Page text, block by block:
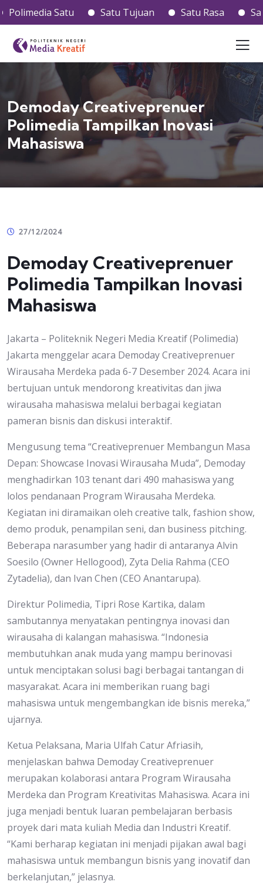
Satu Satu Tujuan Satu Rasa Satu
Demoday Creativeprenuer
Polimedia Tampilkan Inovasi
Mahasiswa
27/12/2024
Demoday Creativeprenuer
Polimedia Tampilkan Inovasi
Mahasiswa
Jakarta – Politeknik Negeri Media Kreatif (Polimedia)
Jakarta menggelar acara Demoday Creativeprenuer
Wirausaha Merdeka pada 6-7 Desember 2024. Acara ini
bertujuan untuk mendorong kreativitas dan jiwa
wirausaha mahasiswa melalui berbagai kegiatan
pameran bisnis dan diskusi interaktif.
Mengusung tema “Creativeprenuer Membangun Masa
Depan: Showcase Inovasi Wirausaha Muda”, Demoday
menghadirkan 103 tenant dari 490 mahasiswa yang
lolos pendanaan Program Wirausaha Merdeka.
Kegiatan ini diramaikan oleh creative talk, fashion show,
demo produk, penampilan seni, dan business pitching.
Beberapa narasumber yang hadir di antaranya Alvin
Soesilo (Owner Hellogood), Zyta Delia Rahma (CEO
Zytadelia), dan Ivan Chen (CEO Anantarupa).
Direktur Polimedia, Tipri Rose Kartika, dalam
sambutannya menyatakan pentingnya inovasi dan
wirausaha di kalangan mahasiswa. “Indonesia
membutuhkan anak muda yang mampu berinovasi
untuk menciptakan solusi bagi berbagai tantangan di
masyarakat. Acara ini memberikan ruang bagi
mahasiswa untuk mengembangkan ide bisnis mereka,”
ujarnya.
Ketua Pelaksana, Maria Ulfah Catur Afriasih,
menjelaskan bahwa Demoday Creativeprenuer
merupakan kolaborasi antara Program Wirausaha
Merdeka dan Program Kreativitas Mahasiswa. Acara ini
juga menjadi bentuk luaran pembelajaran berbasis
proyek dari mata kuliah Media dan Industri Kreatif.
“Kami berharap kegiatan ini menjadi pijakan awal bagi
mahasiswa untuk membangun bisnis yang inovatif dan
berkelanjutan,” jelasnya.